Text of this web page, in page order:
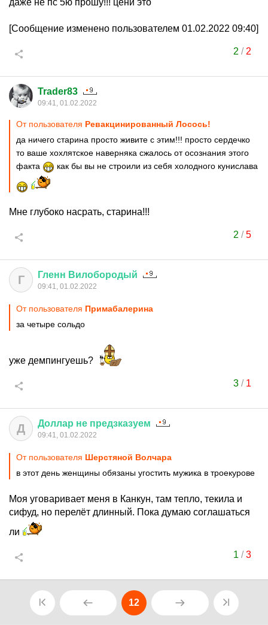
даже не пс 5ю прошу!!! цени это
[Сообщение изменено пользователем 01.02.2022 09:40]
2 / 2
Trader83
09:41, 01.02.2022
От пользователя Ревакцинированный Лосось!
да ничего старина просто живите с этим!!! просто сердечко
то ваше хохлятское наверняка сжалось от осознания этого
факта
как бы вы не строили из себя холодного кунислава
Мне глубоко насрать, старина!!!
2 /5
Г Гленн Вилобородый
09:41, 01.02.2022
От пользователя Примaбaлерина
за четыре сольдо
уже демпингуешь?
3/ 1
Д Доллар не предзказуем
09:41, 01.02.2022
От пользователя Шерстяной Волчара
в этот день женщины обязаны угостить мужика в троекурове
Моя уговаривает меня в Канкун, там тепло, текила и
сифуд, но перелёт длинный. Пока думаю соглашаться
ли
1 /3
12